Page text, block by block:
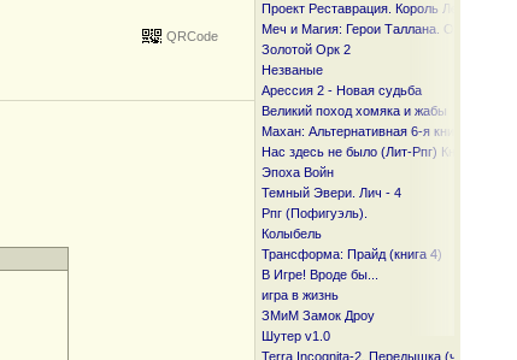
QRCode
Проект Реставрация. Король Лесов.
Меч и Магия: Герои Таллана. Орден
Золотой Орк 2
Незваные
Арессия 2 - Новая судьба
Великий поход хомяка и жабы
Махан: Альтернативная 6-я книга
Нас здесь не было (Лит-Рпг) Книга I и I I
Эпоха Войн
Темный Эвери. Лич - 4
Рпг (Пофигуэль).
Колыбель
Трансформа: Прайд (книга 4)
В Игре! Вроде бы...
игра в жизнь
ЗМиМ Замок Дроу
Шутер v1.0
Terra Incognita-2. Передышка (часть